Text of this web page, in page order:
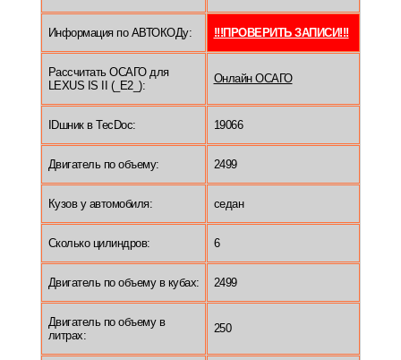
Информация по АВТОКОДу: !!!ПРОВЕРИТЬ ЗАПИСИ!!!
Рассчитать ОСАГО для
LEXUS IS II (_E2_):
Онлайн ОСАГО
IDшник в TecDoc: 19066
Двигатель по объему: 2499
Кузов у автомобиля: седан
Сколько цилиндров: 6
Двигатель по объему в кубах: 2499
Двигатель по объему в
литрах:
250